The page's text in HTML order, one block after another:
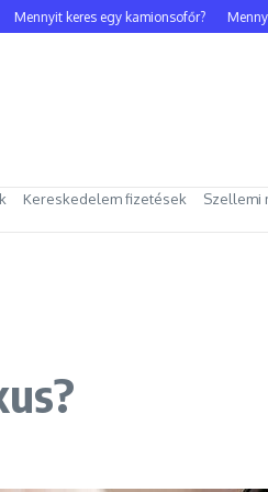
Mennyit keres egy kamionsofőr? Mennyit
Kereskedelem fizetések
Szellemi